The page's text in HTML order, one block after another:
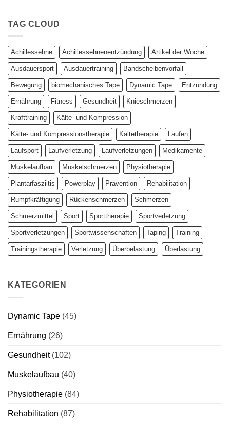
Parameter
Studienergebnisse
unter
der
TAG CLOUD
Achillessehne Achillessehnenentzündung Artikel der Woche
Ausdauersport Ausdauertraining Bandscheibenvorfall
Bewegung biomechanisches Tape Dynamic Tape Entzündung
Ernährung Fitness Gesundheit Knieschmerzen
Krafttraining Kälte- und Kompression
Kälte- und Kompressionstherapie Kältetherapie Laufen
Laufsport Laufverletzung Laufverletzungen Medikamente
Muskelaufbau Muskelschmerzen Physiotherapie
Plantarfasziitis Powerplay Prävention Rehabilitation
Rumpfkräftigung Rückenschmerzen Schmerzen
Schmerzmittel Sport Sporttherapie Sportverletzung
Sportverletzungen Sportwissenschaften Taping Training
Trainingstherapie Verletzung Überbelastung Überlastung
KATEGORIEN
Dynamic Tape (45)
Ernährung (26)
Gesundheit(102)
Muskelaufbau (40)
Physiotherapie (84)
Rehabilitation (87)